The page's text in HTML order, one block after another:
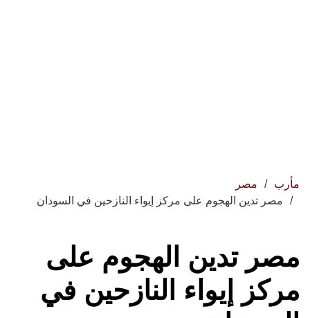
مأرب
مصر
مصر تدين الهجوم على مركز إيواء النازحين في السودان
مصر تدين الهجوم على
مركز إيواء النازحين في